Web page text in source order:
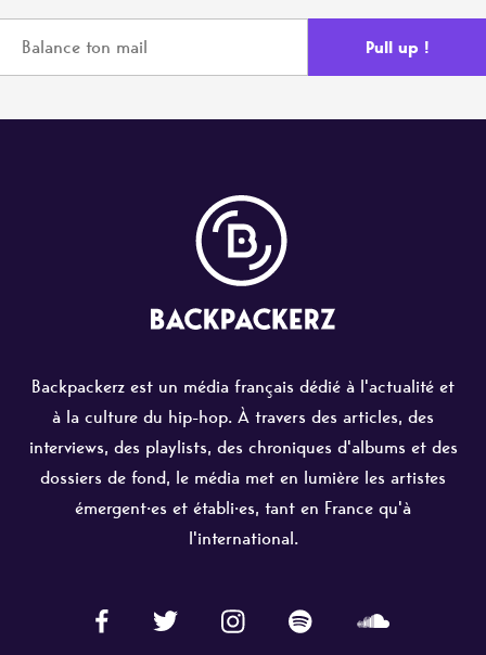
Backpackerz est un média français dédié à l'actualité et
à la culture du hip-hop. À travers des articles, des
interviews, des playlists, des chroniques d'albums et des
dossiers de fond, le média met en lumière les artistes
émergent·es et établi·es, tant en France qu'à
l'international.